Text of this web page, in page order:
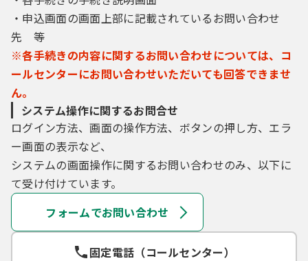
・申込画面の画面上部に記載されているお問い合わせ
先 等
※各手続きの内容に関するお問い合わせについては、コ
ールセンターにお問い合わせいただいても回答できませ
ん。
システム操作に関するお問合せ
ログイン方法、画面の操作方法、ボタンの押し方、エラ
ー画面の表示など、
システムの画面操作に関するお問い合わせのみ、以下に
て受け付けています。
フォームでお問い合わせ
固定電話（コールセンター）